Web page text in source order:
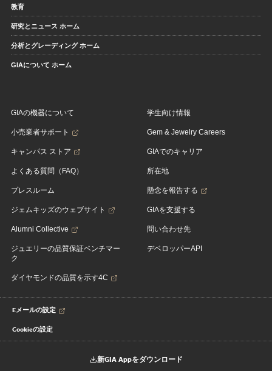
教育
研究とニュース ホーム
分析とグレーディング ホーム
GIAについて ホーム
GIAの機器について
小売業者サポート
キャンパス ストア
よくある質問（FAQ）
プレスルーム
ジェムキッズのウェブサイト
Alumni Collective
ジュエリーの品質保証ベンチマー
ク
ダイヤモンドの品質を示す4C
学生向け情報
Gem & Jewelry Careers
GIAでのキャリア
所在地
懸念を報告する
GIAを支援する
問い合わせ先
デベロッパーAPI
Eメールの設定
Cookieの設定
新GIA Appをダウンロード